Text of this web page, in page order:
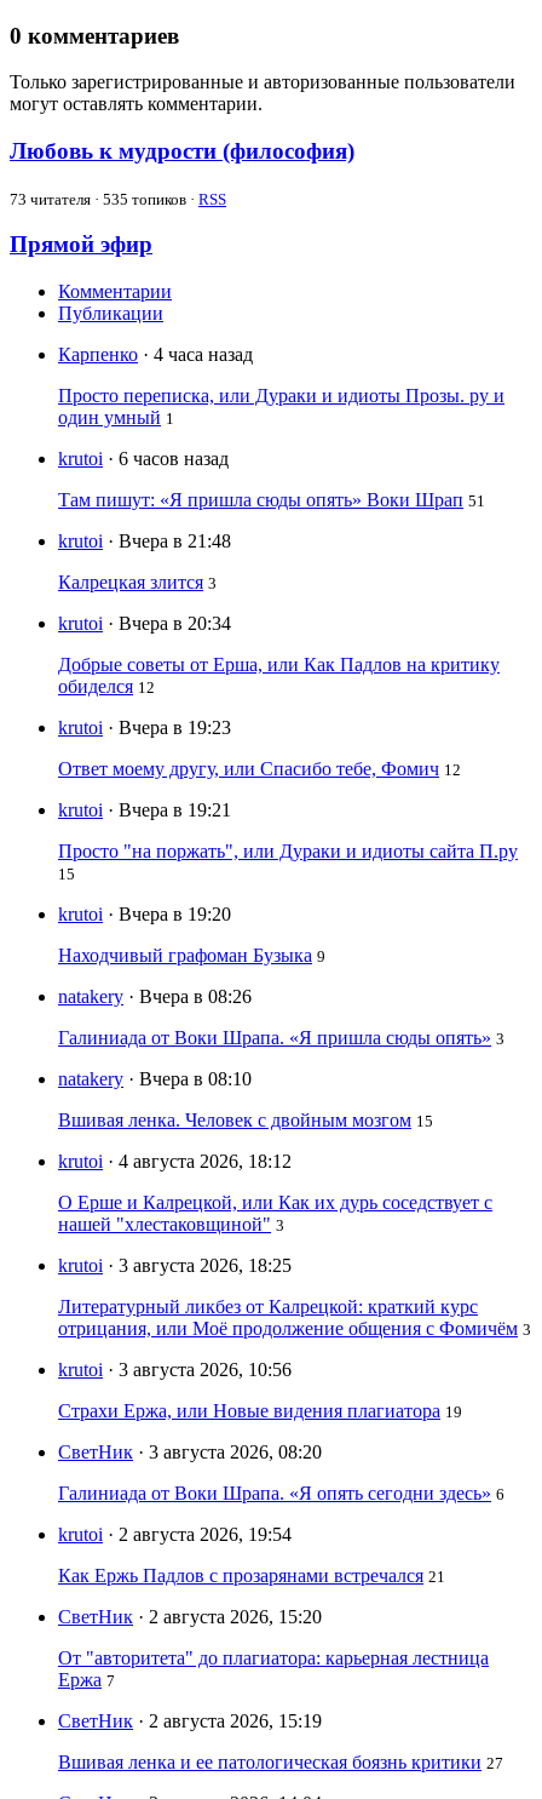
0 комментариев
Только зарегистрированные и авторизованные пользователи
могут оставлять комментарии.
Любовь к мудрости (философия)
73 читателя · 535 топиков · RSS
Прямой эфир
Комментарии
Публикации
Карпенко · 4 часа назад
Просто переписка, или Дураки и идиоты Прозы. ру и
один умный 1
krutoi · 6 часов назад
Там пишут: «Я пришла сюды опять» Воки Шрап 51
krutoi · Вчера в 21:48
Калрецкая злится 3
krutoi · Вчера в 20:34
Добрые советы от Ерша, или Как Падлов на критику
обиделся 12
krutoi · Вчера в 19:23
Ответ моему другу, или Спасибо тебе, Фомич 12
krutoi · Вчера в 19:21
Просто "на поржать", или Дураки и идиоты сайта П.ру
15
krutoi · Вчера в 19:20
Находчивый графоман Бузыка 9
natakery · Вчера в 08:26
Галиниада от Воки Шрапа. «Я пришла сюды опять» 3
natakery · Вчера в 08:10
Вшивая ленка. Человек с двойным мозгом 15
krutoi · 4 августа 2026, 18:12
О Ерше и Калрецкой, или Как их дурь соседствует с
нашей "хлестаковщиной" 3
krutoi · 3 августа 2026, 18:25
Литературный ликбез от Калрецкой: краткий курс
отрицания, или Моё продолжение общения с Фомичём 3
krutoi · 3 августа 2026, 10:56
Страхи Ержа, или Новые видения плагиатора 19
СветНик · 3 августа 2026, 08:20
Галиниада от Воки Шрапа. «Я опять сегодни здесь» 6
krutoi · 2 августа 2026, 19:54
Как Ержь Падлов с прозарянами встречался 21
СветНик · 2 августа 2026, 15:20
От "авторитета" до плагиатора: карьерная лестница
Ержа 7
СветНик · 2 августа 2026, 15:19
Вшивая ленка и ее патологическая боязнь критики 27